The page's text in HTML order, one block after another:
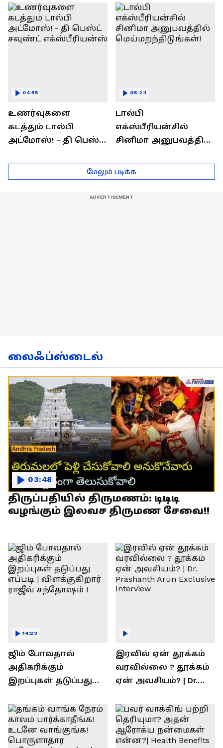
எப்படினு
தெரிஞ்சுக்கணுமா?
PC"
உணர்வுகளை
கடத்தும் டால்பி
அட்மோஸ்! - தி பெஸ்ட்
எக்ஸ்பீரியன்ஸ்
04:55
டால்பி
எக்ஸ்பீரியன்சில்
சினிமா அனுபவத்தில்
05:24
மேலும் படிக்க
லைஃப்ஸ்டைல்
திருப்பதியில் திருமணம்: டிடிடி
வழங்கும் இலவச திருமண சேவை!!
03:48
ஜிம் போவதால்
அதிகரிக்கும்
இறப்புகள் தடுப்பது
ராஜீவ் சந்தோஷம் !
14:29
இரவில் ஏன் தூக்கம்
வரவில்லை ? தூக்கம்
ஏன் அவசியம்? | Dr.
Interview